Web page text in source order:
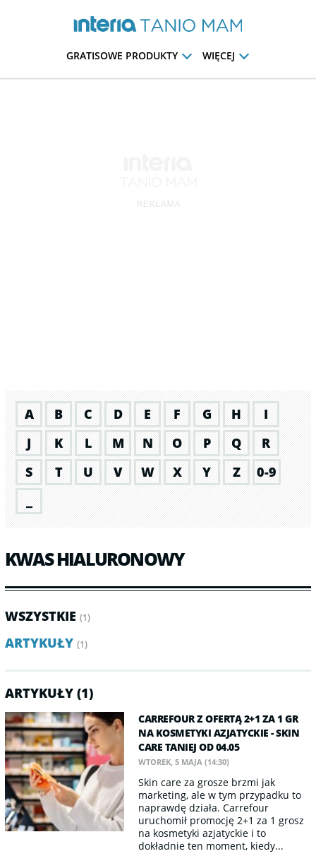
GRATISOWE PRODUKTY WIĘCEJ
A B C D E F G H
I
J
K L M N O P Q
R
S
T U V W X Y Z
0-9
KWAS HIALURONOWY
WSZYSTKIE (1)
ARTYKUŁY (1)
ARTYKUŁY (1)
CARREFOUR Z OFERTĄ 2+1 ZA 1 GR
NA KOSMETYKI AZJATYCKIE - SKIN
CARE TANIEJ OD 04.05
WTOREK, 5 MAJA (14:30)
Skin care za grosze brzmi jak
marketing, ale w tym przypadku to
naprawdę działa. Carrefour
uruchomił promocję 2+1 za 1 grosz
na kosmetyki azjatyckie i to
dokładnie ten moment, kiedy...